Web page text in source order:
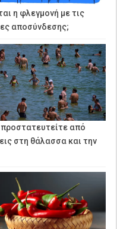
η φλεγμονή με τις
αποσύνδεσης;
από
στη θάλασσα και την